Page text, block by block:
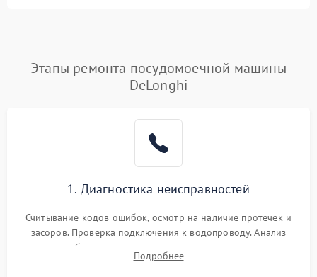
Этапы ремонта посудомоечной машины
DeLonghi
1. Диагностика неисправностей
Считывание кодов ошибок, осмотр на наличие протечек и
засоров. Проверка подключения к водопроводу. Анализ
жалоб на отсутствие слива, нагрева, вращения
разбрызгивателей или срабатывание системы защиты
Подробнее